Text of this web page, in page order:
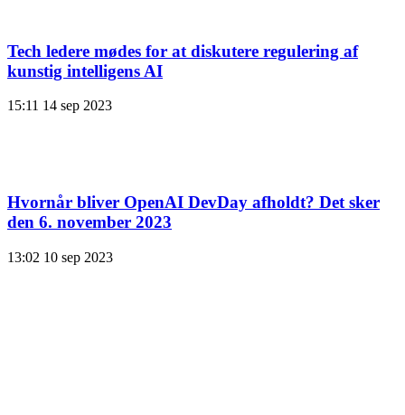
Tech ledere mødes for at diskutere regulering af
kunstig intelligens AI
15:11 14 sep 2023
Hvornår bliver OpenAI DevDay afholdt? Det sker
den 6. november 2023
13:02 10 sep 2023